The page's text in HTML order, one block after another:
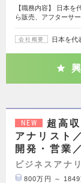
【職務内容】 日本
ら販売、アフターサ
会社概要 日本を代
NEW
超高
アナリスト
開発・営業
ビジネスアナ
800万円 ～ 1849